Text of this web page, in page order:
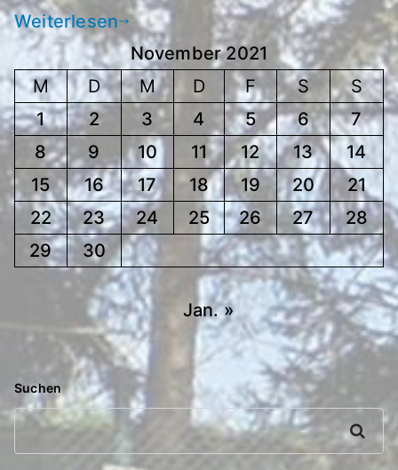
Weiterlesen
November 2021
M
D M D F S
S
1
2 3 4 5 6
7
8
9 10 11 12 13
14
15
16 17 18 19 20
21
22
23 24 25 26 27
28
29
30
Jan. »
Suchen
Suchen